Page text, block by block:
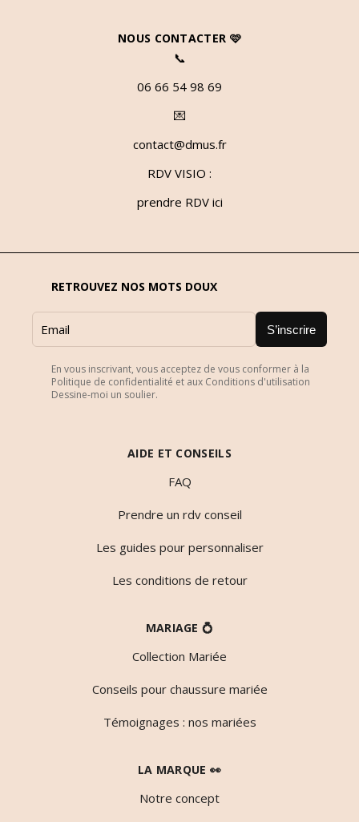
NOUS CONTACTER 🩷
📞
06 66 54 98 69
💌
contact@dmus.fr
RDV VISIO :
prendre RDV ici
RETROUVEZ NOS MOTS DOUX
S’inscrire
En vous inscrivant, vous acceptez de vous conformer à la
Politique de confidentialité et aux Conditions d'utilisation
Dessine-moi un soulier.
AIDE ET CONSEILS
FAQ
Prendre un rdv conseil
Les guides pour personnaliser
Les conditions de retour
MARIAGE 💍
Collection Mariée
Conseils pour chaussure mariée
Témoignages : nos mariées
LA MARQUE 👀
Notre concept